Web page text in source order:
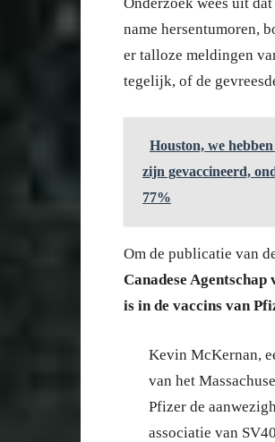
name hersentumoren,
er talloze meldingen
tegelijk, of de
Houston, we
zijn gevaccineerd,
77%
Om de publicatie van
Canadese
is in de vaccins van
Kevin McKernan,
van het
Pfizer de
associatie van